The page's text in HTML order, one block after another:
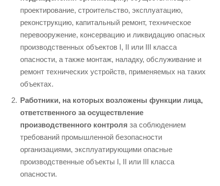
проектирование, строительство, эксплуатацию,
реконструкцию, капитальный ремонт, техническое
перевооружение, консервацию и ликвидацию опасных
производственных объектов I, II или III класса
опасности, а также монтаж, наладку, обслуживание и
ремонт технических устройств, применяемых на таких
объектах.
Работники, на которых возложены функции лица,
ответственного за осуществление
производственного контроля за соблюдением
требований промышленной безопасности
организациями, эксплуатирующими опасные
производственные объекты I, II или III класса
опасности.